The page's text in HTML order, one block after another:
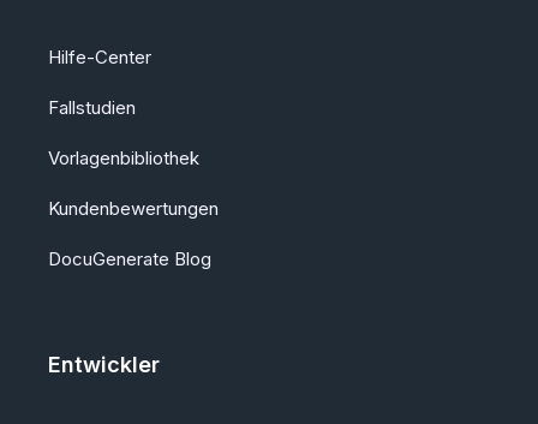
Hilfe-Center
Fallstudien
Vorlagenbibliothek
Kundenbewertungen
DocuGenerate Blog
Entwickler